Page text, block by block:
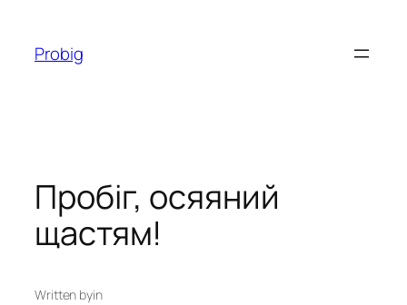
вмісту
Probig
Пробіг, осяяний
щастям!
Written byin